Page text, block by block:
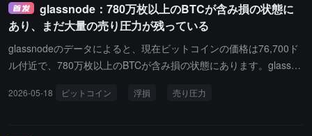
グや支払い能力の信号として解釈されるべきではないと述べてい
る。
示しています。この指標は、買い手の力が本当に回復したという信
号を発するために、2以上を持続的に維持する必要があります。78,
200ドルの30日コストベースラインは、サポートから上方のレジス
タンスに変わりました。一方、2月から4月の間に形成された蓄積グ
て最も直接的なサポートレベルです。現物市場の内部構造は最近数
glassnode：780万枚以上のBTCが含み損の状態に
あり、まだ大量の売り圧力が残っている
glassnodeのデータによると、現在ビットコインの価格は76,700ド
ル付近で、780万枚以上のBTCが含み損の状態にあります。glassno
であり、市場はこの売り圧力を十分に消化する必要があると指摘し
2026-05-18 ビットコイン 浮損 売り圧力